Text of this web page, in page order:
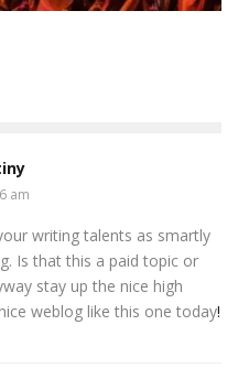
am
writing talents as smartly
Is that this a paid topic or
stay up the nice high
weblog like this one today!